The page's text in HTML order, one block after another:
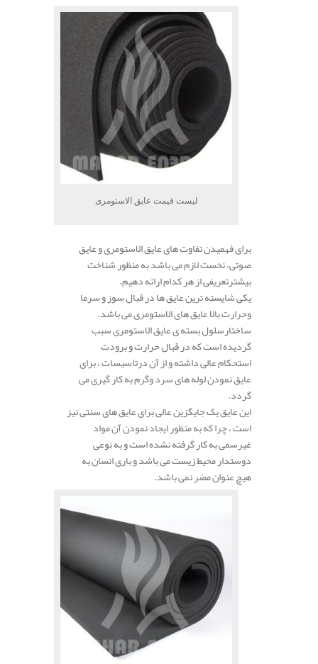
لیست قیمت عایق الاستومری
برای فهمیدن تفاوت های عایق الاستومری و عایق
صوتی، نخست لازم می باشد به منظور شناخت
بیشترتعریفی از هر کدام ارائه دهیم.
یکی شایسته ترین عایق ها در قبال سوز و سرما
وحرارت بالا عایق های الاستومری می باشد.
ساختارسلول بسته ی عایق الاستومری سبب
گردیده است که در قبال حرارت و برودت
استحکام عالی داشته و از آن درتاسیسات ، برای
عایق نمودن لوله های سرد وگرم به کار گیری می‌
گردد.
این عایق یک جایگزین عالی برای عایق های سنتی نیز
است ، چرا‌ که به منظور ایجاد نمودن آن مواد
غیرسمی به کار گرفته نشده است و به نوعی
دوستدار محیط زیست می باشد و باری انسان به
هیچ عنوان مضر نمی باشد.